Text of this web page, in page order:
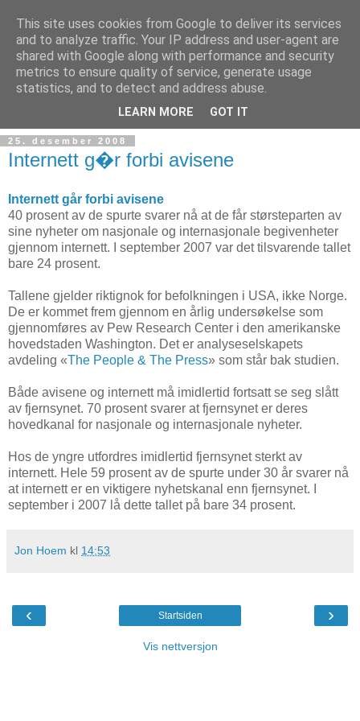
Teknologinyheter
25. desember 2008
Internett g�r forbi avisene
Internett går forbi avisene
40 prosent av de spurte svarer nå at de får størsteparten av
sine nyheter om nasjonale og internasjonale begivenheter
gjennom internett. I september 2007 var det tilsvarende tallet
bare 24 prosent.
Tallene gjelder riktignok for befolkningen i USA, ikke Norge.
De er kommet frem gjennom en årlig undersøkelse som
gjennomføres av Pew Research Center i den amerikanske
hovedstaden Washington. Det er analyseselskapets
avdeling «The People & The Press» som står bak studien.
Både avisene og internett må imidlertid fortsatt se seg slått
av fjernsynet. 70 prosent svarer at fjernsynet er deres
hovedkanal for nasjonale og internasjonale nyheter.
Hos de yngre utfordres imidlertid fjernsynet sterkt av
internett. Hele 59 prosent av de spurte under 30 år svarer nå
at internett er en viktigere nyhetskanal enn fjernsynet. I
september i 2007 lå dette tallet på bare 34 prosent.
Jon Hoem kl 14:53
‹ ›
Startsiden
Vis nettversjon
This site uses cookies from Google to deliver its services
and to analyze traffic. Your IP address and user-agent are
shared with Google along with performance and security
metrics to ensure quality of service, generate usage
statistics, and to detect and address abuse.
LEARN MORE GOT IT